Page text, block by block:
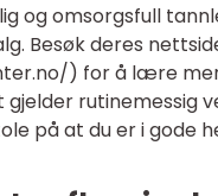
og omsorgsfull
Besøk deres
) for å lære
rutinemessig
på at du er i gode